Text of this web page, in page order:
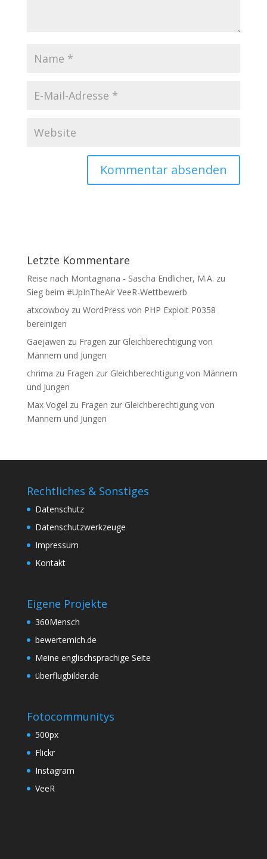
Letzte Kommentare
Reise nach Montagnana - Sascha Endlicher, M.A. zu
Sieg beim #UpInTheAir VeeR-Wettbewerb
atxcowboyzu WordPress von PHP Exploit P0358
bereinigen
Gaejawen zu Fragen zur Gleichberechtigung von
Männern und Jungen
chrima zu Fragen zur Gleichberechtigung von Männern
und Jungen
Max Vogel zu Fragen zur Gleichberechtigung von
Männern und Jungen
Rechtliches & Sonstiges
Datenschutz
Datenschutzwerkzeuge
Impressum
Kontakt
Eigene Projekte
360Mensch
bewertemich.de
Meine englischsprachige Seite
überflugbilder.de
Fotocommunitys
500px
Flickr
Instagram
VeeR